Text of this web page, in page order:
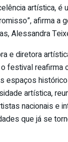
artística, é
afirma a
Alessandra
e diretora
o festival reafirma
espaços
artística,
nacionais e
que já se